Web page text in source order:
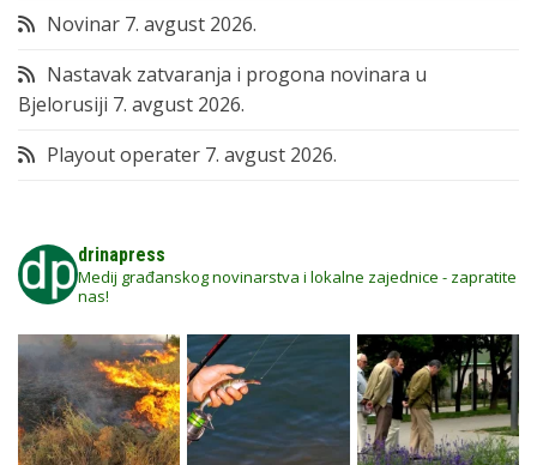
Novinar 7. avgust 2026.
Nastavak zatvaranja i progona novinara u
Bjelorusiji 7. avgust 2026.
Playout operater 7. avgust 2026.
drinapress
Medij građanskog novinarstva i lokalne zajednice - zapratite
nas!